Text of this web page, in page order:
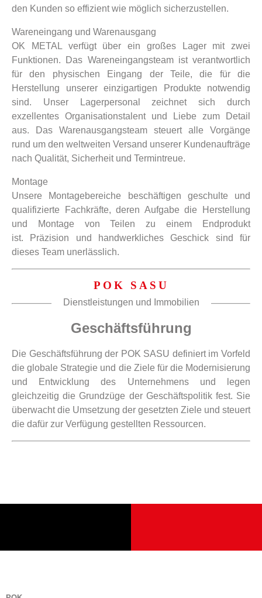
den Kunden so effizient wie möglich sicherzustellen.
Wareneingang und Warenausgang
OK METAL verfügt über ein großes Lager mit zwei
Funktionen. Das Wareneingangsteam ist verantwortlich
für den physischen Eingang der Teile, die für die
Herstellung unserer einzigartigen Produkte notwendig
sind. Unser Lagerpersonal zeichnet sich durch
exzellentes Organisationstalent und Liebe zum Detail
aus. Das Warenausgangsteam steuert alle Vorgänge
rund um den weltweiten Versand unserer Kundenaufträge
nach Qualität, Sicherheit und Termintreue.
Montage
Unsere Montagebereiche beschäftigen geschulte und
qualifizierte Fachkräfte, deren Aufgabe die Herstellung
und Montage von Teilen zu einem Endprodukt
ist. Präzision und handwerkliches Geschick sind für
dieses Team unerlässlich.
POK SASU
Dienstleistungen und Immobilien
Geschäftsführung
Die Geschäftsführung der POK SASU definiert im Vorfeld
die globale Strategie und die Ziele für die Modernisierung
und Entwicklung des Unternehmens und legen
gleichzeitig die Grundzüge der Geschäftspolitik fest. Sie
überwacht die Umsetzung der gesetzten Ziele und steuert
die dafür zur Verfügung gestellten Ressourcen.